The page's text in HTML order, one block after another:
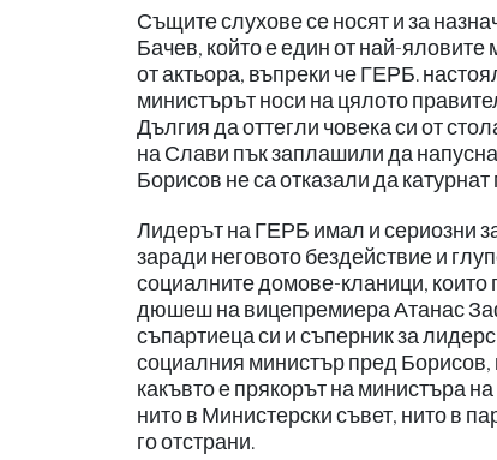
Същите слухове се носят и за
Бачев, който е един от най-
от актьора, въпреки че ГЕРБ.
министърът носи на цялото
Дългия да оттегли човека си от
на Слави пък заплашили да
Борисов не са отказали да
Лидерът на ГЕРБ имал и сериозни
заради неговото бездействие и
социалните домове-кланици,
дюшеш на вицепремиера Атанас
съпартиеца си и съперник за
социалния министър пред Борисов,
какъвто е прякорът на министъра
нито в Министерски съвет, нито в
го отстрани.